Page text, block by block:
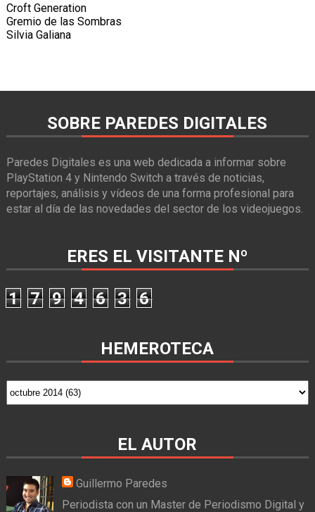
Croft Generation
Gremio de las Sombras
Silvia Galiana
SOBRE PAREDES DIGITALES
Paredes Digitales es una web dedicada a informar sobre
PlayStation 4 y Nintendo Switch a través de noticias,
reportajes, análisis y vídeos de una forma profesional para
estar al día de las novedades del sector de los videojuegos.
ERES EL VISITANTE Nº
1 7 9 4 6 3 6
HEMEROTECA
EL AUTOR
Guillermo Paredes
Periodista con un Master de Periodismo Digital y